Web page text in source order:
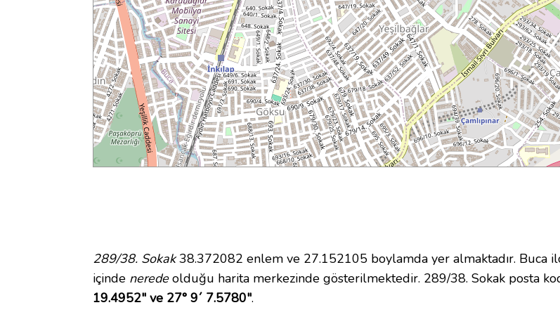
289/38. Sokak38.372082 enlem ve 27.152105 boylamda yer almaktadır. Buca
içinde neredeolduğu harita merkezinde gösterilmektedir. 289/38. Sokak posta
19.4952" ve 27° 9´ 7.5780".